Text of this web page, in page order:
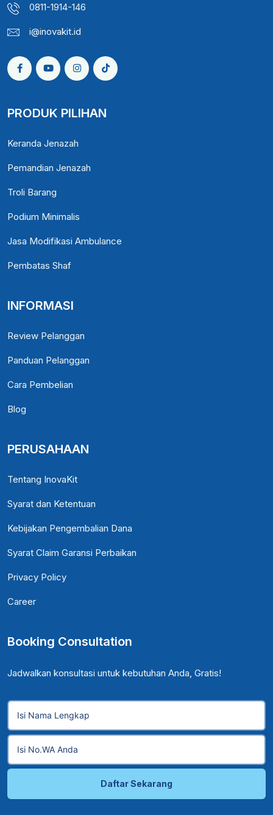
0811-1914-146
i@inovakit.id
PRODUK PILIHAN
Keranda Jenazah
Pemandian Jenazah
Troli Barang
Podium Minimalis
Jasa Modifikasi Ambulance
Pembatas Shaf
INFORMASI
Review Pelanggan
Panduan Pelanggan
Cara Pembelian
Blog
PERUSAHAAN
Tentang InovaKit
Syarat dan Ketentuan
Kebijakan Pengembalian Dana
Syarat Claim Garansi Perbaikan
Privacy Policy
Career
Booking Consultation
Jadwalkan konsultasi untuk kebutuhan Anda, Gratis!
Daftar Sekarang